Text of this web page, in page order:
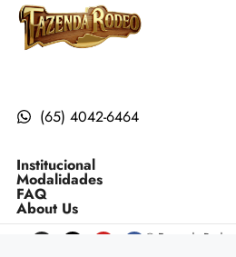
(65) 4042-6464
Institucional
Modalidades
FAQ
About Us
© Fazenda Rodeo